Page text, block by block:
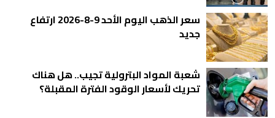
سعر الذهب اليوم الأحد 9-8-2026 ارتفاع
جديد
شعبة المواد البترولية تجيب.. هل هناك
تحريك لأسعار الوقود الفترة المقبلة؟